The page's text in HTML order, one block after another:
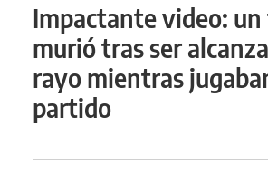
Impactante video:
murió tras ser
rayo mientras
partido